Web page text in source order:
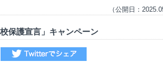
（公開日：
保護宣言」キャンペーン